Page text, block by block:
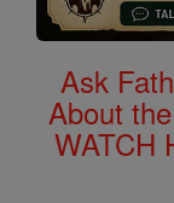
Ask
About
WATCH